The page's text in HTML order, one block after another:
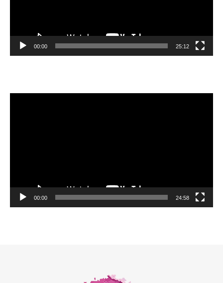
00:00 25:12
00:00 24:58